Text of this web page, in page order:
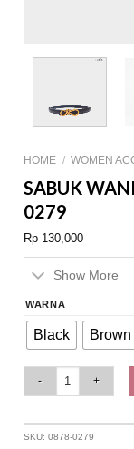
HOME / WOMEN
SABUK
0279
Rp 130,000
Show More
WARNA
Black Brown
SKU:0878-0279